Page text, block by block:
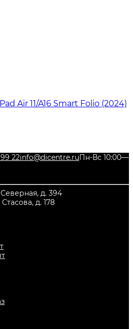
Air 11/A16 Smart Folio (2024)
22info@dicentre.ruПн-Вс 10:00—
д. 394
д. 178